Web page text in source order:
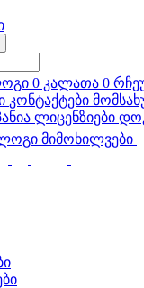
0 კალათა 0
კონტაქტები
ლიცენზიები
მიმოხილვები